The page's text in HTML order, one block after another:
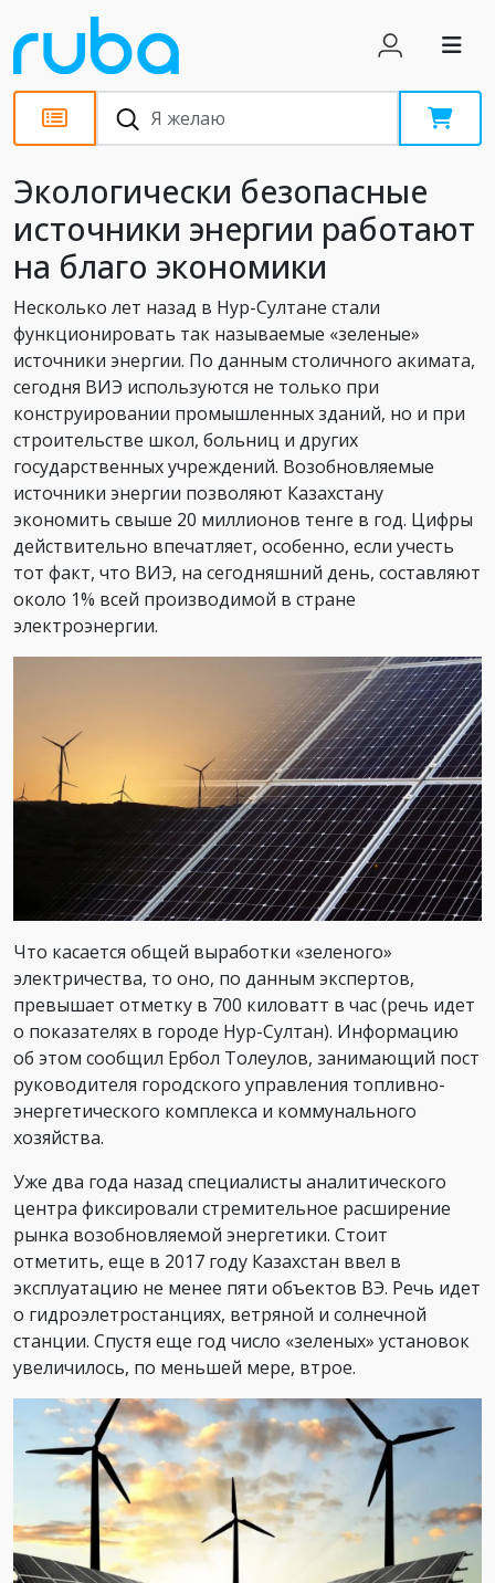
Новости
Экологически безопасные
источники энергии работают
на благо экономики
Несколько лет назад в Нур-Султане стали
функционировать так называемые «зеленые»
источники энергии. По данным столичного акимата,
сегодня ВИЭ используются не только при
конструировании промышленных зданий, но и при
строительстве школ, больниц и других
государственных учреждений. Возобновляемые
источники энергии позволяют Казахстану
экономить свыше 20 миллионов тенге в год. Цифры
действительно впечатляет, особенно, если учесть
тот факт, что ВИЭ, на сегодняшний день, составляют
около 1% всей производимой в стране
электроэнергии.
Что касается общей выработки «зеленого»
электричества, то оно, по данным экспертов,
превышает отметку в 700 киловатт в час (речь идет
о показателях в городе Нур-Султан). Информацию
об этом сообщил Ербол Толеулов, занимающий пост
руководителя городского управления топливно-
энергетического комплекса и коммунального
хозяйства.
Уже два года назад специалисты аналитического
центра фиксировали стремительное расширение
рынка возобновляемой энергетики. Стоит
отметить, еще в 2017 году Казахстан ввел в
эксплуатацию не менее пяти объектов ВЭ. Речь идет
о гидроэлетростанциях, ветряной и солнечной
станции. Спустя еще год число «зеленых» установок
увеличилось, по меньшей мере, втрое.